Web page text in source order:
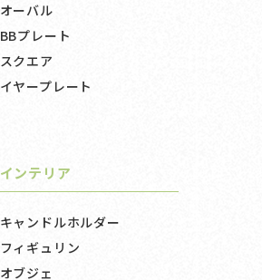
オーバル
BBプレート
スクエア
イヤープレート
インテリア
キャンドルホルダー
フィギュリン
オブジェ